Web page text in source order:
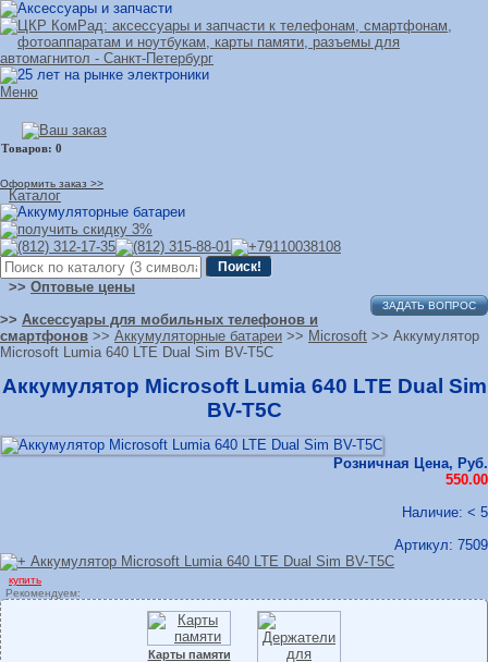
Меню
Оформить заказ >>
Каталог
>> Оптовые цены
ЗАДАТЬ ВОПРОС
>> Аксессуары для мобильных телефонов и
смартфонов >> Аккумуляторные батареи >> Microsoft >> Аккумулятор
Microsoft Lumia 640 LTE Dual Sim BV-T5C
Аккумулятор Microsoft Lumia 640 LTE Dual Sim
BV-T5C
Розничная Цена, Руб.
550.00
Наличие: < 5
Артикул: 7509
купить
Рекомендуем:
Карты памяти